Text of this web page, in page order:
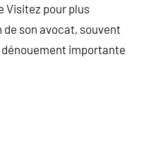
Visitez pour plus
son avocat, souvent
dénouement importante